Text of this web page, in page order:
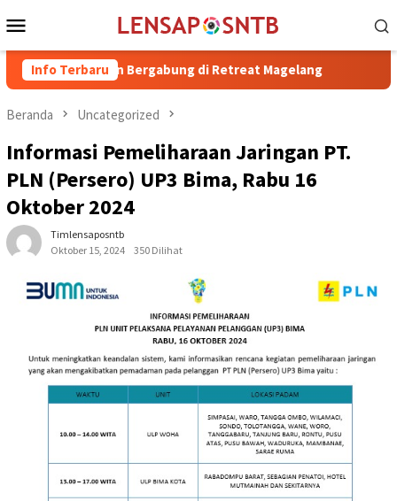
ke
Mobile
Info Terbaru
Irfan Bergabung di Retreat Magelang Rutan Kelas IIB
Beranda Uncategorized
Informasi Pemeliharaan Jaringan PT.
PLN (Persero) UP3 Bima, Rabu 16
Oktober 2024
Timlensaposntb
Oktober 15, 2024
350 Dilihat